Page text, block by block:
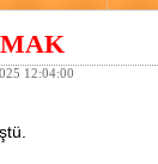
12:04:00